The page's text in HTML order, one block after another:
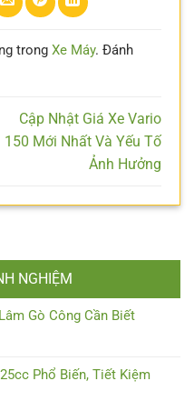
trong Xe Máy. Đánh
Cập Nhật Giá Xe Vario
150 Mới Nhất Và Yếu Tố
Ảnh Hưởng
NGHIỆM
Gò Công Cần Biết
Phổ Biến, Tiết Kiệm